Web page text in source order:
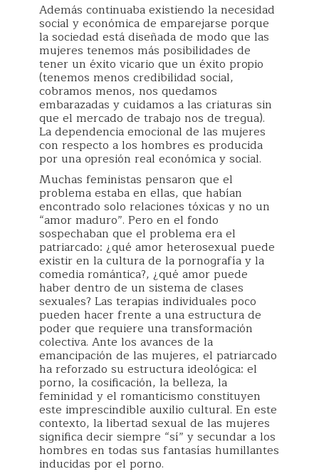
Además continuaba existiendo la necesidad
social y económica de emparejarse porque
la sociedad está diseñada de modo que las
mujeres tenemos más posibilidades de
tener un éxito vicario que un éxito propio
(tenemos menos credibilidad social,
cobramos menos, nos quedamos
embarazadas y cuidamos a las criaturas sin
que el mercado de trabajo nos de tregua).
La dependencia emocional de las mujeres
con respecto a los hombres es producida
por una opresión real económica y social.
Muchas feministas pensaron que el
problema estaba en ellas, que habían
encontrado solo relaciones tóxicas y no un
“amor maduro”. Pero en el fondo
sospechaban que el problema era el
patriarcado: ¿qué amor heterosexual puede
existir en la cultura de la pornografía y la
comedia romántica?, ¿qué amor puede
haber dentro de un sistema de clases
sexuales? Las terapias individuales poco
pueden hacer frente a una estructura de
poder que requiere una transformación
colectiva. Ante los avances de la
emancipación de las mujeres, el patriarcado
ha reforzado su estructura ideológica: el
porno, la cosificación, la belleza, la
feminidad y el romanticismo constituyen
este imprescindible auxilio cultural. En este
contexto, la libertad sexual de las mujeres
significa decir siempre “sí” y secundar a los
hombres en todas sus fantasías humillantes
inducidas por el porno.